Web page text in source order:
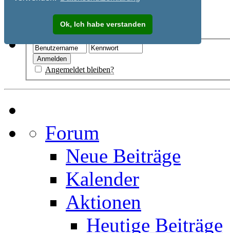
Ok, Ich habe verstanden
Registrieren
Angemeldet bleiben?
Forum
Neue Beiträge
Kalender
Aktionen
Heutige Beiträge